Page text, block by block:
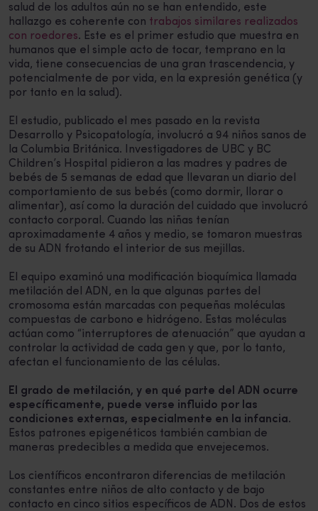
salud de los adultos aún no se han entendido, este
hallazgo es coherente con trabajos similares realizados
con roedores. Este es el primer estudio que muestra en
humanos que el simple acto de tocar, temprano en la
vida, tiene consecuencias de una gran trascendencia, y
potencialmente de por vida, en la expresión genética (y
por tanto en la salud).
El estudio, publicado el mes pasado en la revista
Desarrollo y Psicopatología, involucró a 94 niños sanos de
la Columbia Británica. Investigadores de UBC y BC
Children’s Hospital pidieron a las madres y padres de
bebés de 5 semanas de edad que llevaran un diario del
comportamiento de sus bebés (como dormir, llorar o
alimentar), así como la duración del cuidado que involucró
contacto corporal. Cuando las niñas tenían
aproximadamente 4 años y medio, se tomaron muestras
de su ADN frotando el interior de sus mejillas.
El equipo examinó una modificación bioquímica llamada
metilación del ADN, en la que algunas partes del
cromosoma están marcadas con pequeñas moléculas
compuestas de carbono e hidrógeno. Estas moléculas
actúan como “interruptores de atenuación” que ayudan a
controlar la actividad de cada gen y que, por lo tanto,
afectan el funcionamiento de las células.
El grado de metilación, y en qué parte del ADN ocurre
específicamente, puede verse influido por las
condiciones externas, especialmente en la infancia.
Estos patrones epigenéticos también cambian de
maneras predecibles a medida que envejecemos.
Los científicos encontraron diferencias de metilación
constantes entre niños de alto contacto y de bajo
contacto en cinco sitios específicos de ADN. Dos de estos